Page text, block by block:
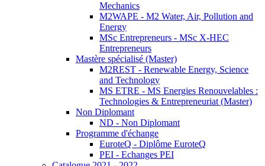
Mechanics
M2WAPE - M2 Water, Air, Pollution and
Energy
MSc Entrepreneurs - MSc X-HEC
Entrepreneurs
Mastère spécialisé (Master)
M2REST - Renewable Energy, Science
and Technology
MS ETRE - MS Energies Renouvelables :
Technologies & Entrepreneuriat (Master)
Non Diplomant
ND - Non Diplomant
Programme d'échange
EuroteQ - Diplôme EuroteQ
PEI - Echanges PEI